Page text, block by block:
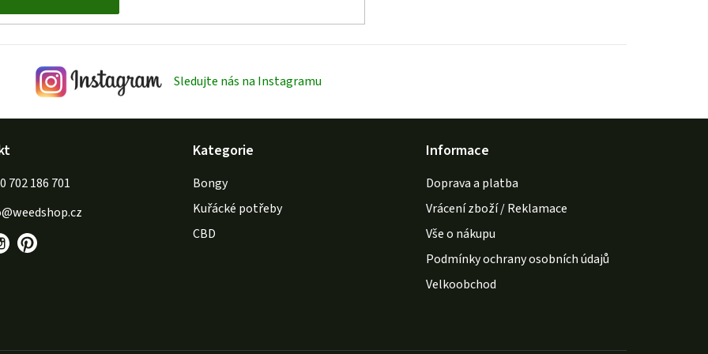
Sledujte nás na Instagramu
@weedshop.cz
702 186 701
Kategorie
Bongy
Kuřácké potřeby
CBD
Informace
Doprava a platba
Vrácení zboží / Reklamace
Vše o nákupu
Podmínky ochrany osobních údajů
Velkoobchod